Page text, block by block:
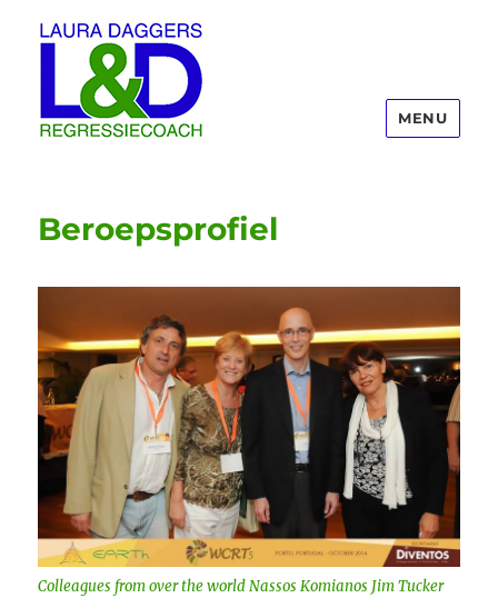
MENU
Beroepsprofiel
Colleagues from over the world Nassos Komianos Jim Tucker